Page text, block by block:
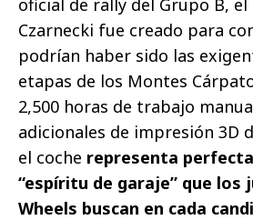
oficial de rally del Grupo B, el
Czarnecki fue creado para
podrían haber sido las
etapas de los Montes
2,500 horas de trabajo
adicionales de impresión 3D
el coche representa
“espíritu de garaje” que los
Wheels buscan en cada